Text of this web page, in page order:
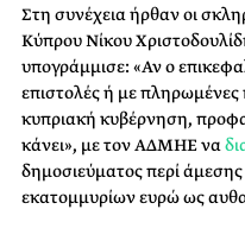
Στη συνέχεια ήρθαν οι
Κύπρου Νίκου
υπογράμμισε: «Αν ο
επιστολές ή με πληρωμένες
κυπριακή κυβέρνηση,
κάνει», με τον ΑΔΜΗΕ να
δημοσιεύματος περί
εκατομμυρίων ευρώ ως